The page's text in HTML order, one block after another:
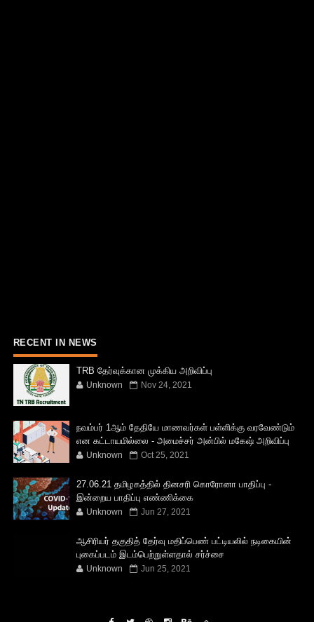
RECENT IN NEWS
TRB தேர்வுக்கான முக்கிய அறிவிப்பு
Unknown Nov 24, 2021
நவம்பர் 1ஆம் தேதியே மாணவர்கள் பள்ளிக்கு வரவேண்டும்
என கட்டாயமில்லை - அமைச்சர் அன்பில் மகேஷ் அறிவிப்பு
Unknown Oct 25, 2021
27.06.21 தமிழகத்தில் தினசரி கொரோனா பாதிப்பு -
இன்றைய பாதிப்பு எண்ணிக்கை
Unknown Jun 27, 2021
ஆசிரியர் தகுதித் தேர்வு மதிப்பெண் பட்டியலில் நடிகையின்
புகைப்படம் இடம்பெற்றுள்ளதால் சர்ச்சை
Unknown Jun 25, 2021